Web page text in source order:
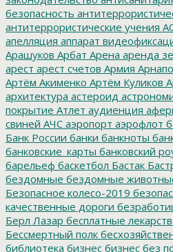
безопасность
антитеррористические учения
апелляция аппарат
Арашуков Арбат Арена аренда
арест арест счетов Армия
Артём Акименко Артём Куликов
архитектура астероид
покрытие Атлет аудиенция
свиней АЧС аэропорт аэрофлот
Банк России банки банкноты
банковские_карты банковский
барельеф баскетбол Бастак
бездомные бездомные
Безопасное колесо-2019
качественные дороги
Берл Лазар бесплатные
Бессмертный полк
библиотека бизнес бизнес без